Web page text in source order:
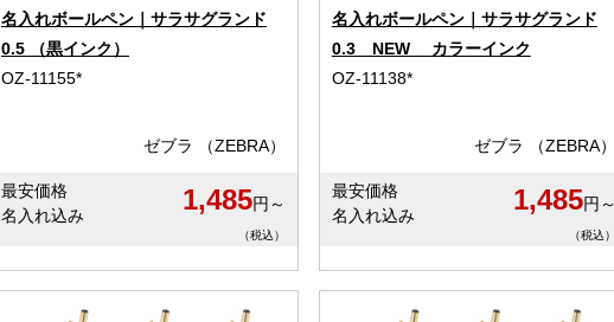
名入れボールペン｜サラサグランド
0.5 （黒インク）
OZ-11155*
ゼブラ （ZEBRA）
最安価格
名入れ込み
1,485円～
（税込）
名入れボールペン｜サラサグランド
0.3 NEW カラーインク
OZ-11138*
ゼブラ （ZEBRA）
最安価格
名入れ込み
1,485円～
（税込）